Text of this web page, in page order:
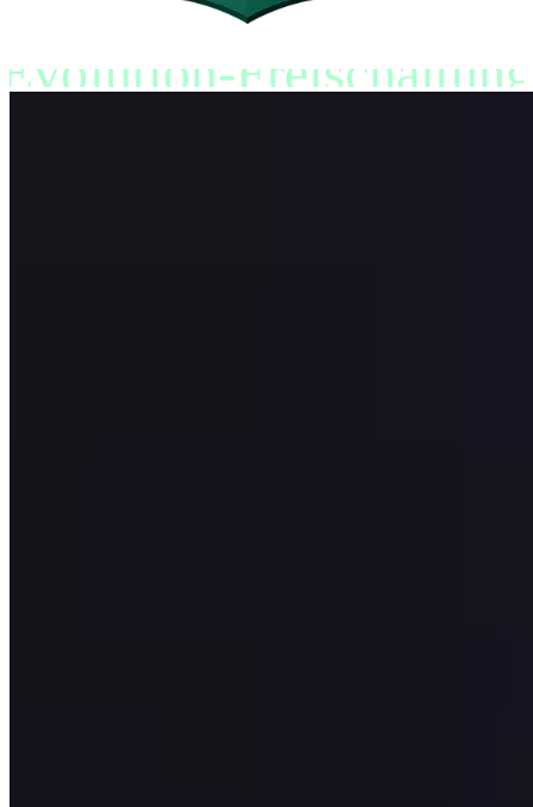
Evolution-Freischaltung